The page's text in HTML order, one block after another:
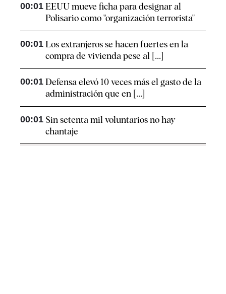
00:01 EEUU mueve ficha para designar al
Polisario como "organización terrorista"
00:01 Los extranjeros se hacen fuertes en la
compra de vivienda pese al [...]
00:01 Defensa elevó 10 veces más el gasto de la
administración que en [...]
00:01 Sin setenta mil voluntarios no hay
chantaje